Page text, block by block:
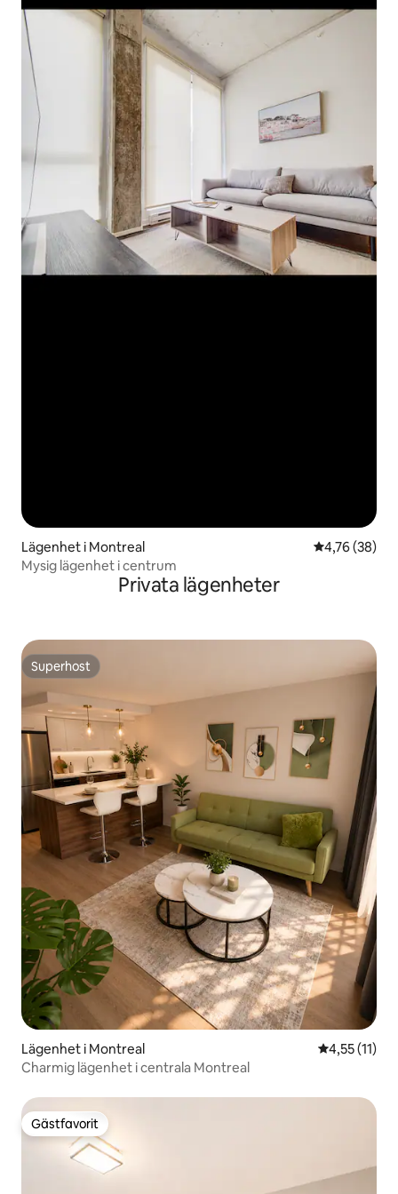
Lägenhet i Montreal 4,76 av 5 i
4,76 (38)
Mysig lägenhet i centrum
Privata lägenheter
Superhost
Superhost
Lägenhet i Montreal 4,55 av 5 i
4,55 (11)
Charmig lägenhet i centrala Montreal
Gästfavorit
Gästfavorit